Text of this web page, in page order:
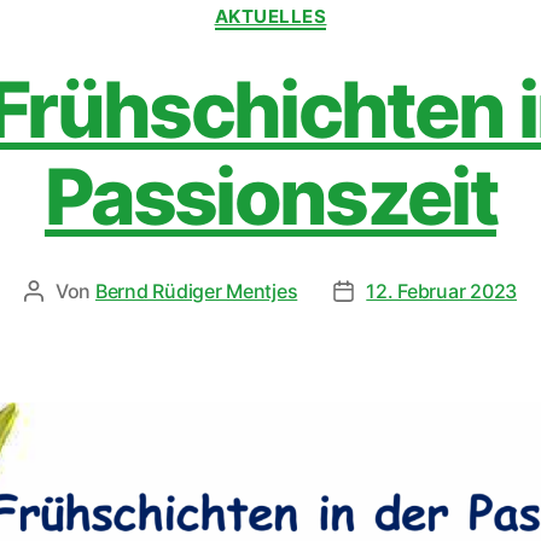
AKTUELLES
Passionszeit
Von Bernd Rüdiger Mentjes 12. Februar 2023